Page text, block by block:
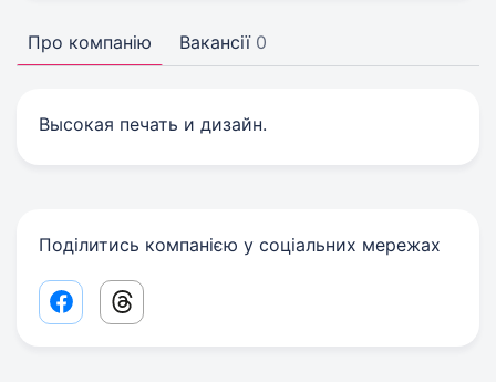
Про компанію Вакансії 0
Высокая печать и дизайн.
Поділитись компанією у соціальних мережах
Facebook share link
Threads share link